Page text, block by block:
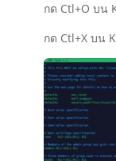
กด Ctl+O บน
กด Ctl+X บน